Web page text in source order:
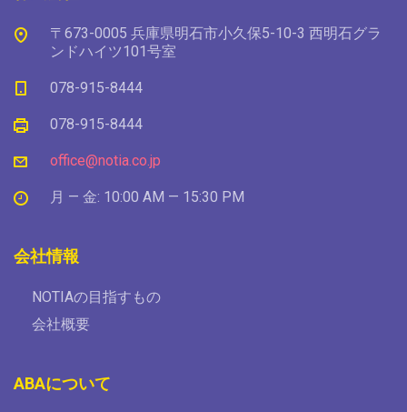
〒673-0005 兵庫県明石市小久保5-10-3 西明石グラ
ンドハイツ101号室
078-915-8444
078-915-8444
office@notia.co.jp
月 — 金: 10:00 AM — 15:30 PM
会社情報
NOTIAの目指すもの
会社概要
ABAについて